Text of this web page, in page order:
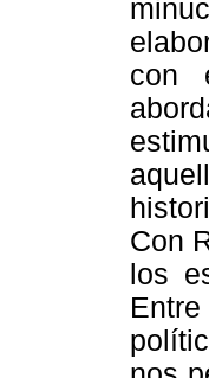
con
Con
los